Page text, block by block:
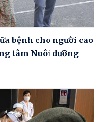
bệnh cho người cao
tâm Nuôi dưỡng